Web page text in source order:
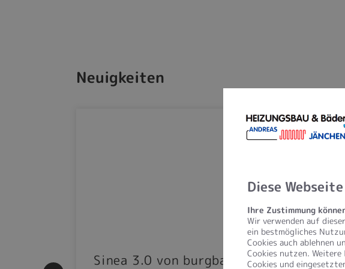
Neuigkeiten
Sinea 3.0 von burgbad:
Diese
Ihre Zustimmung
Wir verwenden auf
ein bestmögliches
Cookies auch ablehnen
Cookies nutzen.
Cookies und